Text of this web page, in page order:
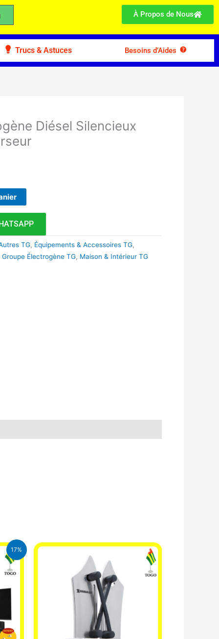
À Propos de Nous
Trucs & Astuces Besoins d’Aides
Diésel Silencieux
TG, Équipements & Accessoires TG,
Groupe Électrogène TG, Maison & Intérieur TG
17%